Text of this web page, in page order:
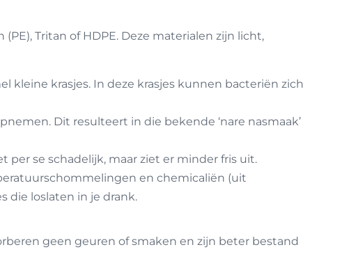
Tritan of HDPE. Deze materialen zijn licht,
kleine krasjes. In deze krasjes kunnen bacteriën zich
Dit resulteert in die bekende ‘nare nasmaak’
se schadelijk, maar ziet er minder fris uit.
en chemicaliën (uit
die loslaten in je drank.
geen geuren of smaken en zijn beter bestand